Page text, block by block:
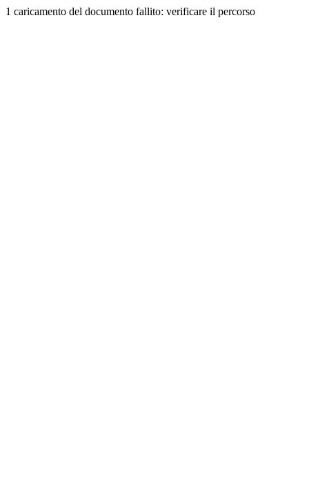
1 caricamento del documento fallito: verificare il percorso